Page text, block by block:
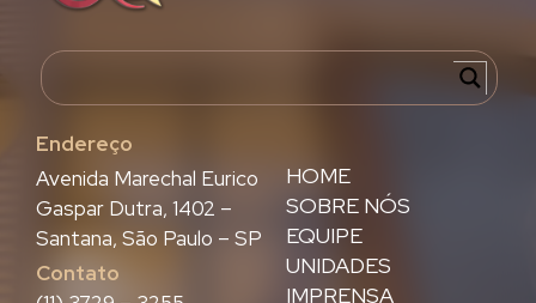
Endereço
HOME
SOBRE NÓS
EQUIPE
UNIDADES
IMPRENSA
Avenida Marechal Eurico
Gaspar Dutra, 1402 –
Santana, São Paulo – SP
Contato